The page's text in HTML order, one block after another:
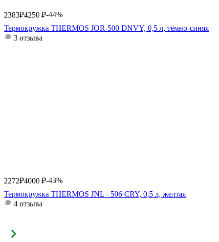
2383₽4250 ₽-44%
Термокружка THERMOS JOR-500 DNVY, 0,5 л, тёмно-синяя
3 отзыва
2272₽4000 ₽-43%
Термокружка THERMOS JNL - 506 CRY, 0,5 л, желтая
4 отзыва